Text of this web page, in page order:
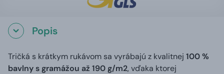
Popis
Tričká s krátkym rukávom sa vyrábajú z kvalitnej 100 %
bavlny s gramážou až 190 g/m2, vďaka ktorej